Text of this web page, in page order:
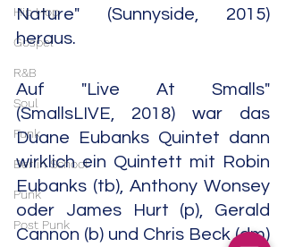
Hip Hop
Gospel
R&B
Soul
Funk
Berlin School
Punk
Post Punk
Nature" (Sunnyside, 2015)
heraus.
Auf "Live At Smalls"
(SmallsLIVE, 2018) war das
Duane Eubanks Quintet dann
wirklich ein Quintett mit Robin
Eubanks (tb), Anthony Wonsey
oder James Hurt (p), Gerald
Cannon (b) und Chris Beck (dm)